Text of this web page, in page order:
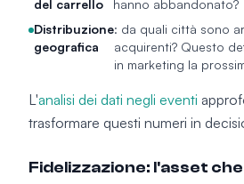
del carrello
hanno abbandonato?
Distribuzione
geografica
: da quali città sono
acquirenti? Questo
in marketing la
L'analisi dei dati negli eventi
trasformare questi numeri in
Fidelizzazione: l'asset